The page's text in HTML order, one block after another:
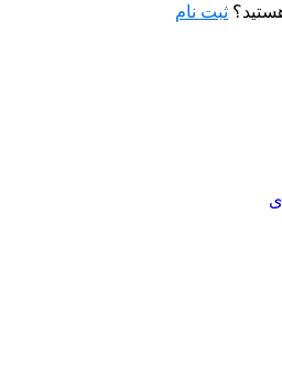
ثبت نام